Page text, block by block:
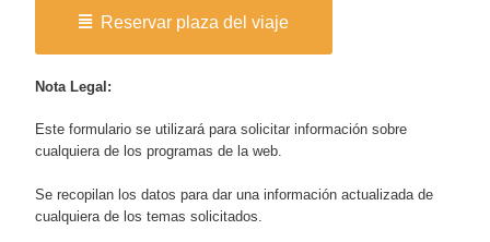
Reservar plaza del viaje
Nota Legal:
Este formulario se utilizará para solicitar información sobre
cualquiera de los programas de la web.
Se recopilan los datos para dar una información actualizada de
cualquiera de los temas solicitados.